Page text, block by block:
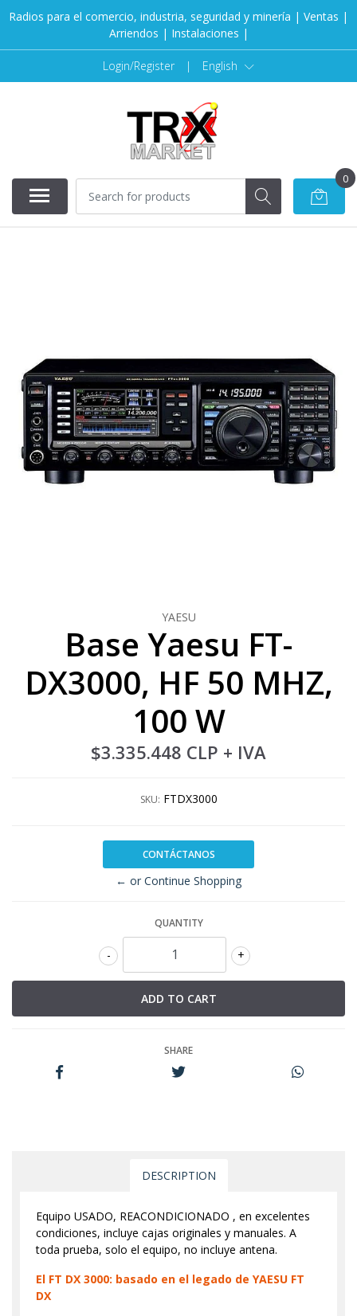
Radios para el comercio, industria, seguridad y minería | Ventas |
Arriendos | Instalaciones |
Login/Register | English
0
YAESU
Base Yaesu FT-
DX3000, HF 50 MHZ,
100 W
$3.335.448 CLP + IVA
SKU: FTDX3000
CONTÁCTANOS
← or Continue Shopping
QUANTITY
+
-
SHARE
DESCRIPTION
Equipo USADO, REACONDICIONADO , en excelentes
condiciones, incluye cajas originales y manuales. A
toda prueba, solo el equipo, no incluye antena.
El FT DX 3000: basado en el legado de YAESU FT
DX